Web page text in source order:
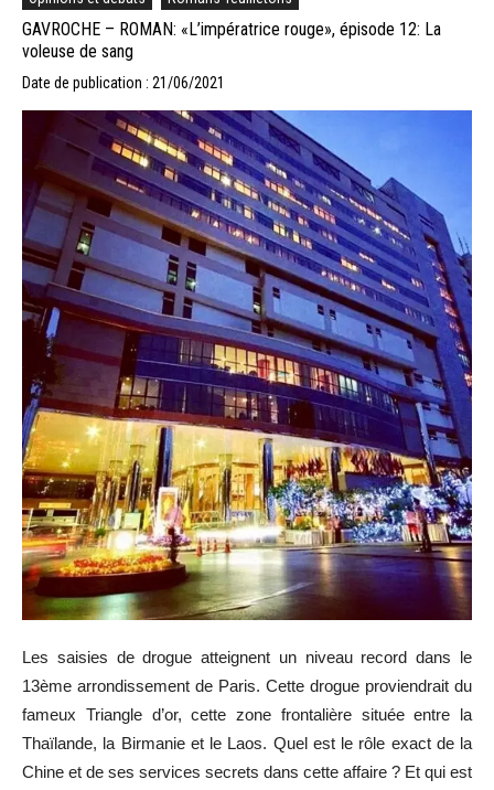
GAVROCHE – ROMAN: «L’impératrice rouge», épisode 12: La
voleuse de sang
Date de publication : 21/06/2021
Les saisies de drogue atteignent un niveau record dans le
13ème arrondissement de Paris. Cette drogue proviendrait du
fameux Triangle d’or, cette zone frontalière située entre la
Thaïlande, la Birmanie et le Laos. Quel est le rôle exact de la
Chine et de ses services secrets dans cette affaire ? Et qui est